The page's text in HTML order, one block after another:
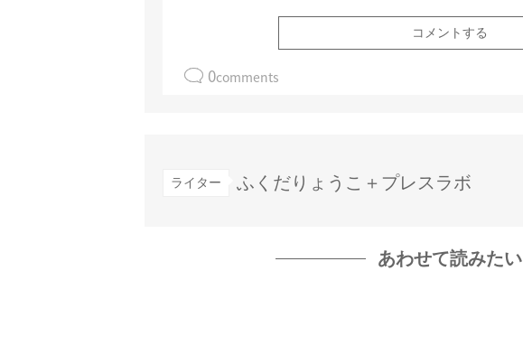
0comments
ライター ふくだりょうこ＋プレスラボ
あわせて読みたい